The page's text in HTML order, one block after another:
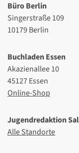
Büro Berlin
Singerstraße 109
10179 Berlin
Buchladen Essen
Akazienallee 10
45127 Essen
Online-Shop
Jugendredaktion
Alle Standorte